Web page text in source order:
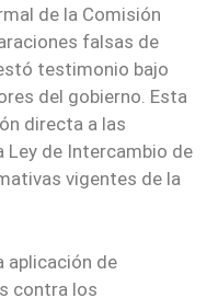
de la Comisión
falsas de
testimonio bajo
del gobierno. Esta
directa a las
de Intercambio de
vigentes de la
aplicación de
contra los